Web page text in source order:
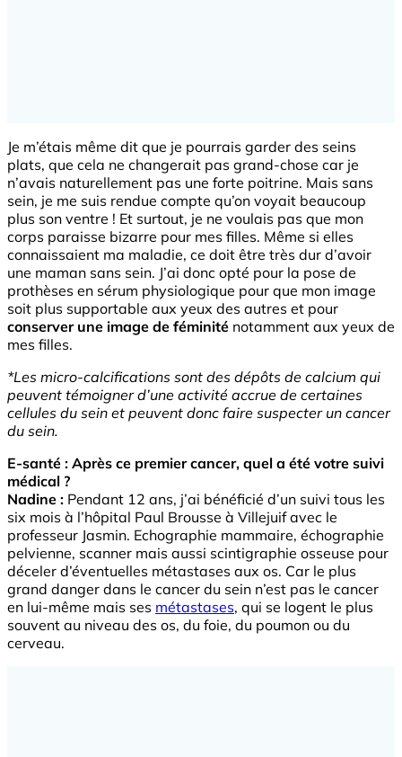
Je m’étais même dit que je pourrais garder des seins
plats, que cela ne changerait pas grand-chose car je
n’avais naturellement pas une forte poitrine. Mais sans
sein, je me suis rendue compte qu’on voyait beaucoup
plus son ventre ! Et surtout, je ne voulais pas que mon
corps paraisse bizarre pour mes filles. Même si elles
connaissaient ma maladie, ce doit être très dur d’avoir
une maman sans sein. J’ai donc opté pour la pose de
prothèses en sérum physiologique pour que mon image
soit plus supportable aux yeux des autres et pour
conserver une image de féminité notamment aux yeux de
mes filles.
*Les micro-calcifications sont des dépôts de calcium qui
peuvent témoigner d’une activité accrue de certaines
cellules du sein et peuvent donc faire suspecter un cancer
du sein.
E-santé : Après ce premier cancer, quel a été votre suivi
médical ?
Nadine : Pendant 12 ans, j’ai bénéficié d’un suivi tous les
six mois à l’hôpital Paul Brousse à Villejuif avec le
professeur Jasmin. Echographie mammaire, échographie
pelvienne, scanner mais aussi scintigraphie osseuse pour
déceler d’éventuelles métastases aux os. Car le plus
grand danger dans le cancer du sein n’est pas le cancer
en lui-même mais ses métastases, qui se logent le plus
souvent au niveau des os, du foie, du poumon ou du
cerveau.